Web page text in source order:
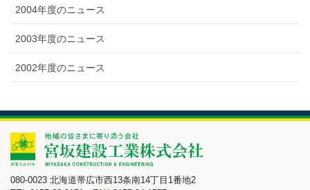
2004年度のニュース
2003年度のニュース
2002年度のニュース
080-0023 北海道帯広市西13条南14丁目1番地2